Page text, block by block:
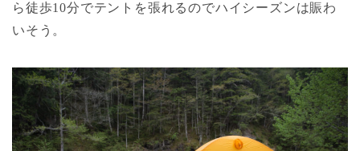
ら徒歩10分でテントを張れるのでハイシーズンは賑わ
いそう。